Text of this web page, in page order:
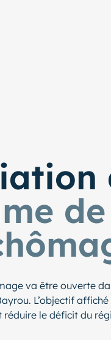
de
va être ouverte
L’objectif
le déficit du